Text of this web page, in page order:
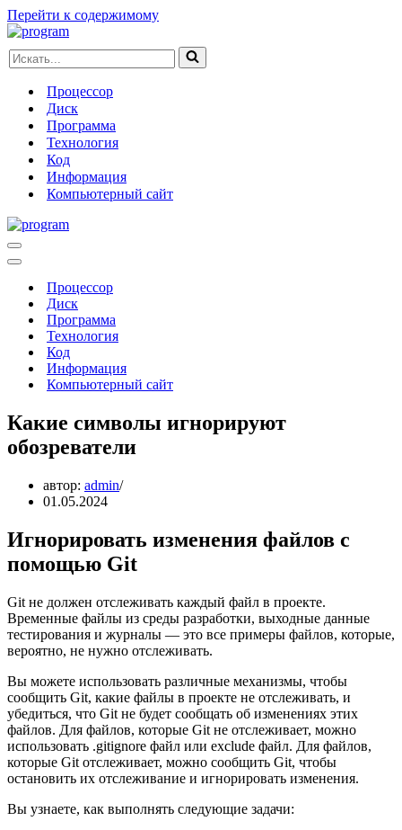
Перейти к содержимому
Искать...
Процессор
Диск
Программа
Технология
Код
Информация
Компьютерный сайт
Меню
навигации
Меню
навигацииПроцессор
Диск
Программа
Технология
Код
Информация
Компьютерный сайт
Какие символы игнорируют
обозреватели
автор: admin
01.05.2024
Игнорировать изменения файлов с
помощью Git
Git не должен отслеживать каждый файл в проекте.
Временные файлы из среды разработки, выходные данные
тестирования и журналы — это все примеры файлов, которые,
вероятно, не нужно отслеживать.
Вы можете использовать различные механизмы, чтобы
сообщить Git, какие файлы в проекте не отслеживать, и
убедиться, что Git не будет сообщать об изменениях этих
файлов. Для файлов, которые Git не отслеживает, можно
использовать .gitignore файл или exclude файл. Для файлов,
которые Git отслеживает, можно сообщить Git, чтобы
остановить их отслеживание и игнорировать изменения.
Вы узнаете, как выполнять следующие задачи: